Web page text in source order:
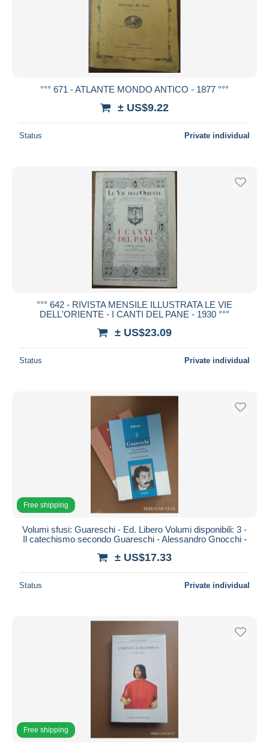
°°° 671 - ATLANTE MONDO ANTICO - 1877 °°°
± US$9.22
Status Private individual
°°° 642 - RIVISTA MENSILE ILLUSTRATA LE VIE
DELL'ORIENTE - I CANTI DEL PANE - 1930 °°°
± US$23.09
Status Private individual
Free shipping
Volumi sfusi: Guareschi - Ed. Libero Volumi disponibili: 3 -
Il catechismo secondo Guareschi - Alessandro Gnocchi -
± US$17.33
Status Private individual
Free shipping